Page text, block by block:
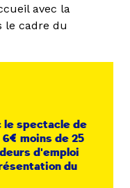
avec la
le cadre du
le spectacle de
6€ moins de 25
d'emploi
du